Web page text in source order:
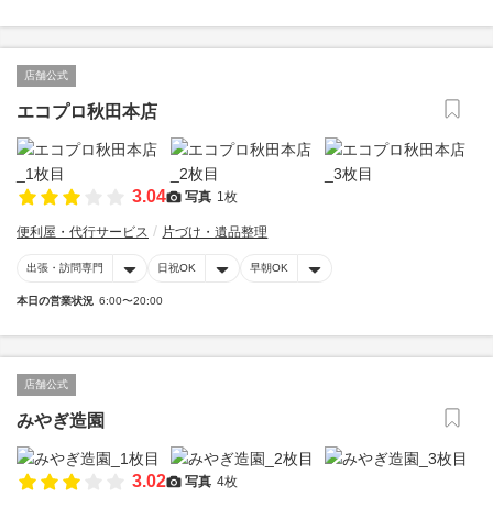
店舗公式
エコプロ秋田本店
3.04 写真 1枚
便利屋・代行サービス 片づけ・遺品整理
出張・訪問専門 日祝OK 早朝OK
本日の営業状況 6:00〜20:00
店舗公式
みやぎ造園
3.02 写真 4枚